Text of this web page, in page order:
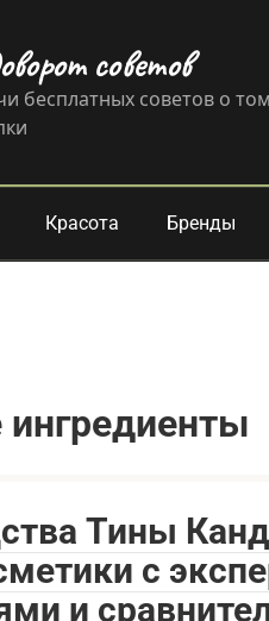
советов
бесплатных советов о
Красота Бренды
Тины
с
и